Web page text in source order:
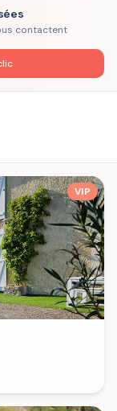
contactent
VIP